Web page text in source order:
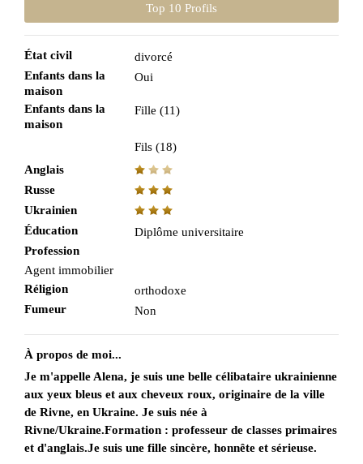
Top 10 Profils
État civil
divorcé
Enfants dans la
maison
Oui
Enfants dans la
maison
Fille (11)
Fils (18)
Anglais
Russe
Ukrainien
Éducation
Diplôme universitaire
Profession
Agent immobilier
Réligion
orthodoxe
Fumeur
Non
À propos de moi...
Je m'appelle Alena, je suis une belle célibataire ukrainienne
aux yeux bleus et aux cheveux roux, originaire de la ville
de Rivne, en Ukraine. Je suis née à
Rivne/Ukraine.Formation : professeur de classes primaires
et d'anglais.Je suis une fille sincère, honnête et sérieuse.